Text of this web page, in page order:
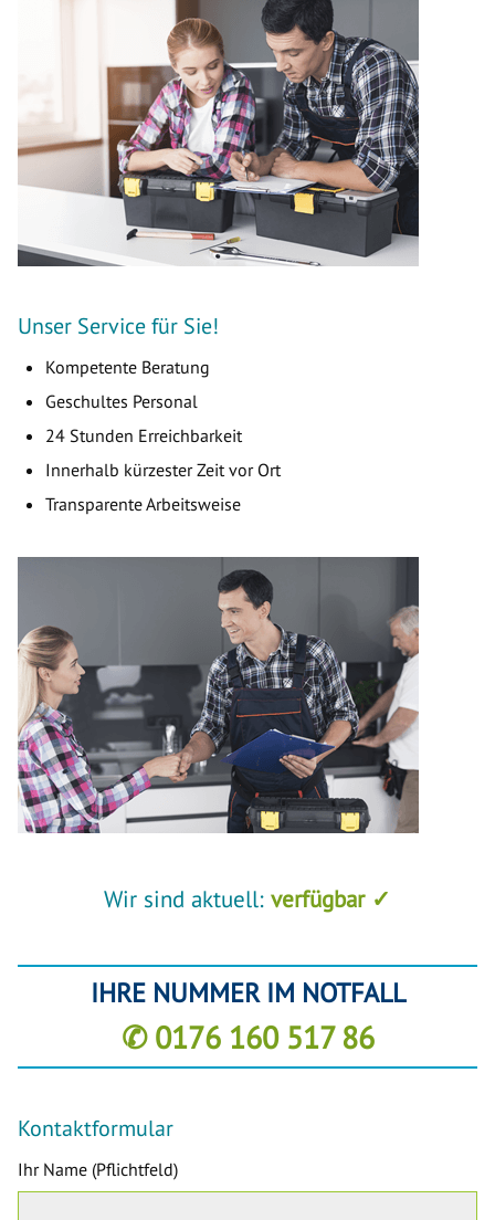
Unser Service für Sie!
Kompetente Beratung
Geschultes Personal
24 Stunden Erreichbarkeit
Innerhalb kürzester Zeit vor Ort
Transparente Arbeitsweise
Wir sind aktuell: verfügbar ✓
IHRE NUMMER IM NOTFALL
✆ 0176 160 517 86
Kontaktformular
Ihr Name (Pflichtfeld)